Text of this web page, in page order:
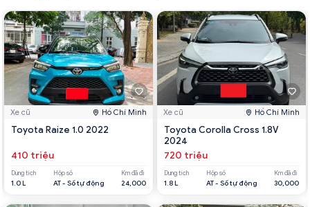
Xe cũ Hồ Chí Minh
Toyota Raize 1.0 2022
410 triệu
Dung tích
1.0 L
Hộp số
AT - Số tự động
Km đã đi
24,000
Xe cũ Hồ Chí Minh
Toyota Corolla Cross 1.8V
2024
720 triệu
Dung tích
1.8 L
Hộp số
AT - Số tự động
Km đã đi
30,000